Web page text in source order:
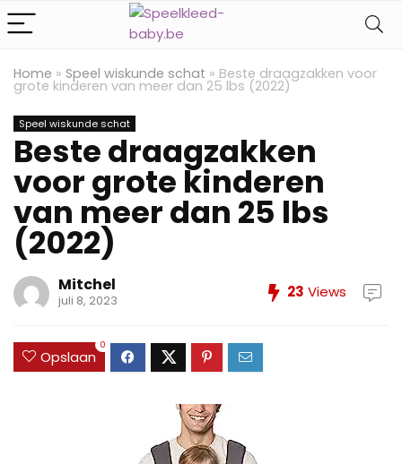
Home » Speel wiskunde schat » Beste draagzakken voor
grote kinderen van meer dan 25 lbs (2022)
Speel wiskunde schat
Beste draagzakken
voor grote kinderen
van meer dan 25 lbs
(2022)
Mitchel
juli 8, 2023 23 Views
Opslaan
0